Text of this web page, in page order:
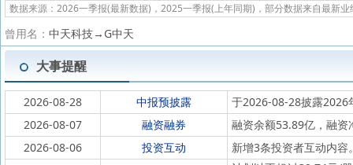
数据来源：2026一季报(最新数据)，2025一季报(上年同期)，部分数据来自最新业
曾用名： 中天科技→G中天
大事提醒
2026-08-28 中报预披露
于2026-08-28披露2026
2026-08-07
融资融券
融资余额53.89亿，融资
2026-08-06
投资互动
新增3条投资者互动内容